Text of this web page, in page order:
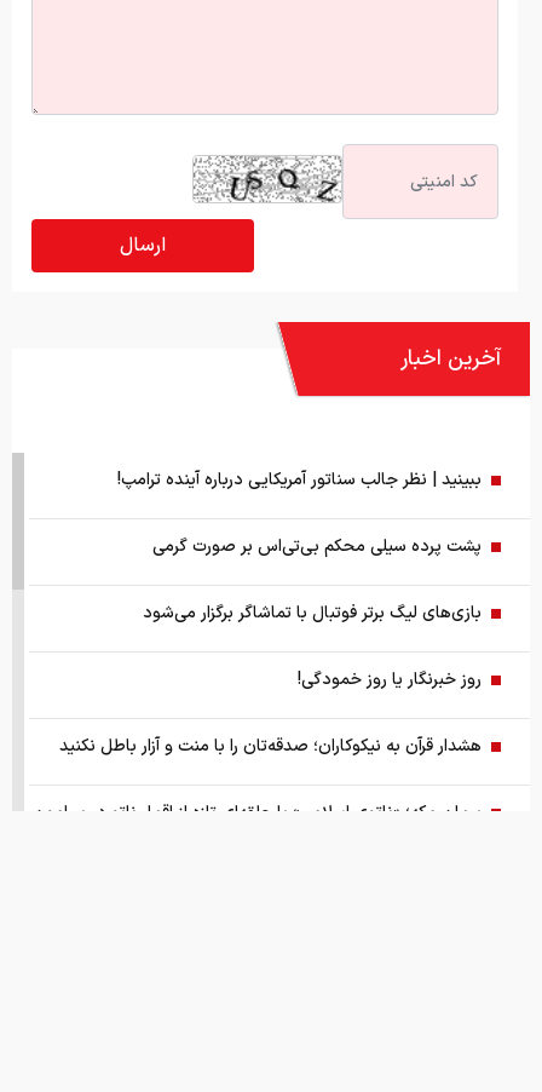
آخرین اخبار
ببینید | نظر جالب سناتور آمریکایی درباره آینده ترامپ!
پشت پرده سیلی محکم بی‌تی‌اس بر صورت گرمی
بازی‌های لیگ برتر فوتبال با تماشاگر برگزار می‌شود
روز خبرنگار یا روز خمودگی!
هشدار قرآن به نیکوکاران؛ صدقه‌تان را با منت و آزار باطل نکنید
پیمان مکه؛ «ناتوی اسلامی» یا حلقه‌ای تازه از اقمار ناتو در پیرامون